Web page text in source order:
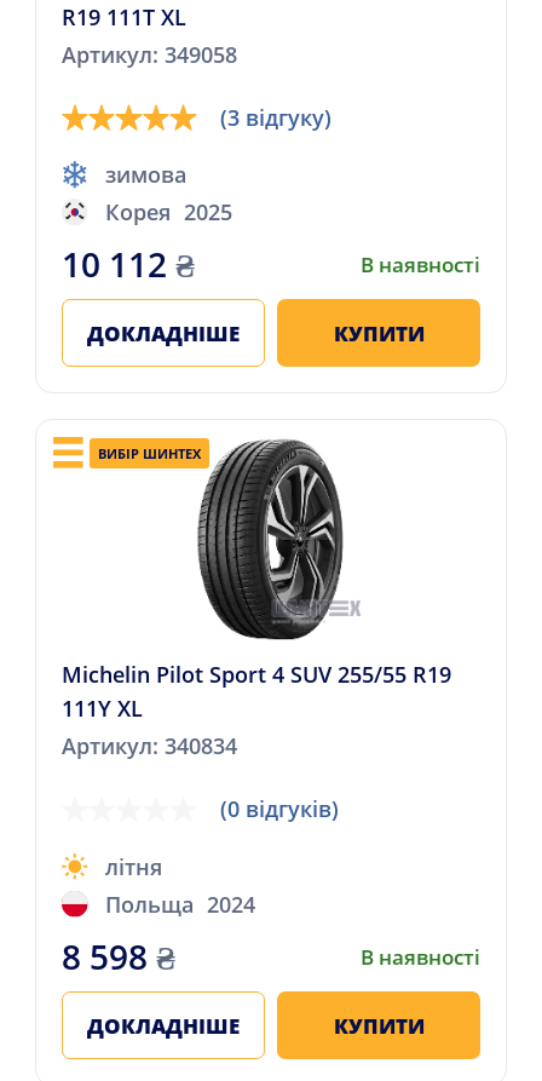
R19 111T XL
Артикул: 349058
(3 відгуку)
зимова
Корея 2025
10 112 ₴ В наявності
ДОКЛАДНІШЕ КУПИТИ
ВИБІР ШИНТЕХ
Michelin Pilot Sport 4 SUV 255/55 R19
111Y XL
Артикул: 340834
(0 відгуків)
літня
Польща 2024
8 598 ₴ В наявності
ДОКЛАДНІШЕ КУПИТИ